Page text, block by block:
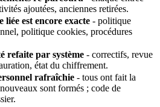
ajoutées, anciennes retirées.
est encore exacte - politique
politique cookies, procédures
refaite par système - correctifs, revue
état du chiffrement.
rafraîchie - tous ont fait la
sont formés ; code de